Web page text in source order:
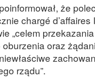
że
chargé d’affaires
„celem
oraz
rządu”.